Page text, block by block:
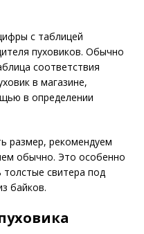
с таблицей
пуховиков. Обычно
соответствия
в магазине,
в определении
размер, рекомендуем
обычно. Это особенно
свитера под
байков.